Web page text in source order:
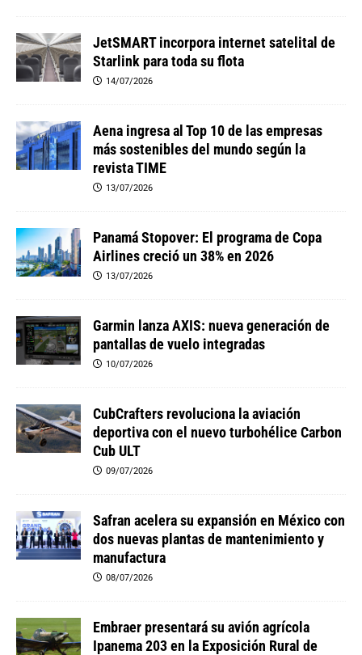
JetSMART incorpora internet satelital de
Starlink para toda su flota
14/07/2026
Aena ingresa al Top 10 de las empresas
más sostenibles del mundo según la
revista TIME
13/07/2026
Panamá Stopover: El programa de Copa
Airlines creció un 38% en 2026
13/07/2026
Garmin lanza AXIS: nueva generación de
pantallas de vuelo integradas
10/07/2026
CubCrafters revoluciona la aviación
deportiva con el nuevo turbohélice Carbon
Cub ULT
09/07/2026
Safran acelera su expansión en México con
dos nuevas plantas de mantenimiento y
manufactura
08/07/2026
Embraer presentará su avión agrícola
Ipanema 203 en la Exposición Rural de